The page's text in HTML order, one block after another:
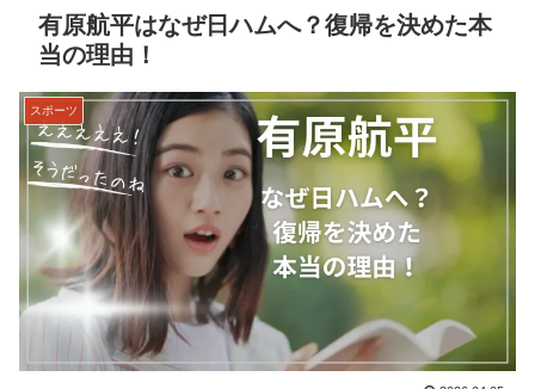
有原航平はなぜ日ハムへ？復帰を決めた本
当の理由！
スポーツ